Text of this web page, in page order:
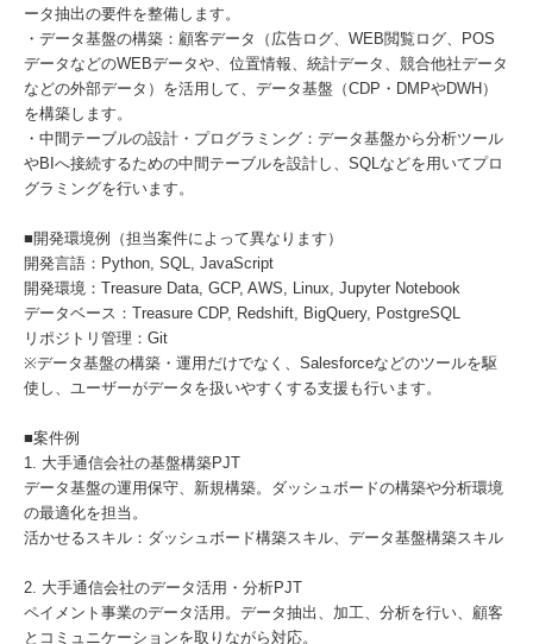
ータ抽出の要件を整備します。
・データ基盤の構築：顧客データ（広告ログ、WEB閲覧ログ、POS
データなどのWEBデータや、位置情報、統計データ、競合他社データ
などの外部データ）を活用して、データ基盤（CDP・DMPやDWH）
を構築します。
・中間テーブルの設計・プログラミング：データ基盤から分析ツール
やBIへ接続するための中間テーブルを設計し、SQLなどを用いてプロ
グラミングを行います。
■開発環境例（担当案件によって異なります）
開発言語：Python, SQL, JavaScript
開発環境：Treasure Data, GCP, AWS, Linux, Jupyter Notebook
データベース：Treasure CDP, Redshift, BigQuery, PostgreSQL
リポジトリ管理：Git
※データ基盤の構築・運用だけでなく、Salesforceなどのツールを駆
使し、ユーザーがデータを扱いやすくする支援も行います。
■案件例
1. 大手通信会社の基盤構築PJT
データ基盤の運用保守、新規構築。ダッシュボードの構築や分析環境
の最適化を担当。
活かせるスキル：ダッシュボード構築スキル、データ基盤構築スキル
2. 大手通信会社のデータ活用・分析PJT
ペイメント事業のデータ活用。データ抽出、加工、分析を行い、顧客
とコミュニケーションを取りながら対応。